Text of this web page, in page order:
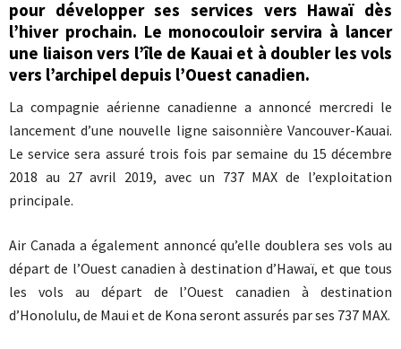
pour développer ses services vers Hawaï dès
l’hiver prochain. Le monocouloir servira à lancer
une liaison vers l’île de Kauai et à doubler les vols
vers l’archipel depuis l’Ouest canadien.
La compagnie aérienne canadienne a annoncé mercredi le
lancement d’une nouvelle ligne saisonnière Vancouver-Kauai.
Le service sera assuré trois fois par semaine du 15 décembre
2018 au 27 avril 2019, avec un 737 MAX de l’exploitation
principale.
Air Canada a également annoncé qu’elle doublera ses vols au
départ de l’Ouest canadien à destination d’Hawaï, et que tous
les vols au départ de l’Ouest canadien à destination
d’Honolulu, de Maui et de Kona seront assurés par ses 737 MAX.